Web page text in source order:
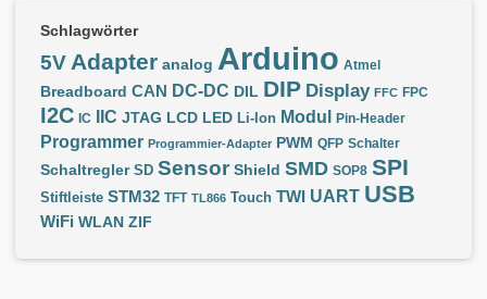
Schlagwörter
5V Adapter analog Arduino Atmel
Breadboard CAN DC-DC DIL DIP Display FFC FPC
I2C IC IIC JTAG LCD LED Li-Ion Modul Pin-Header
Programmer Programmier-Adapter PWM QFP Schalter
Schaltregler SD Sensor Shield SMD SOP8 SPI
Stiftleiste STM32 TFT TL866 Touch TWI UART USB
WiFi WLAN ZIF